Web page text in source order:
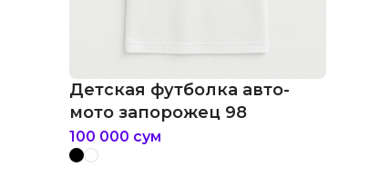
Детская футболка авто-
мото запорожец 98
100 000 сум